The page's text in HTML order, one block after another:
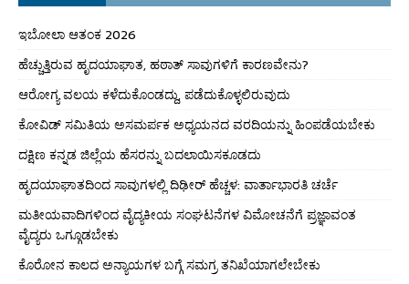
ಇಬೋಲಾ ಆತಂಕ 2026
ಹೆಚ್ಚುತ್ತಿರುವ ಹೃದಯಾಘಾತ, ಹಠಾತ್ ಸಾವುಗಳಿಗೆ ಕಾರಣವೇನು?
ಆರೋಗ್ಯ ವಲಯ ಕಳೆದುಕೊಂಡದ್ದು, ಪಡೆದುಕೊಳ್ಳಲಿರುವುದು
ಕೋವಿಡ್ ಸಮಿತಿಯ ಅಸಮರ್ಪಕ ಅಧ್ಯಯನದ ವರದಿಯನ್ನು ಹಿಂಪಡೆಯಬೇಕು
ದಕ್ಷಿಣ ಕನ್ನಡ ಜಿಲ್ಲೆಯ ಹೆಸರನ್ನು ಬದಲಾಯಿಸಕೂಡದು
ಹೃದಯಾಘಾತದಿಂದ ಸಾವುಗಳಲ್ಲಿ ದಿಢೀರ್ ಹೆಚ್ಚಳ: ವಾರ್ತಾಭಾರತಿ ಚರ್ಚೆ
ಮತೀಯವಾದಿಗಳಿಂದ ವೈದ್ಯಕೀಯ ಸಂಘಟನೆಗಳ ವಿಮೋಚನೆಗೆ ಪ್ರಜ್ಞಾವಂತ
ವೈದ್ಯರು ಒಗ್ಗೂಡಬೇಕು
ಕೊರೋನ ಕಾಲದ ಅನ್ಯಾಯಗಳ ಬಗ್ಗೆ ಸಮಗ್ರ ತನಿಖೆಯಾಗಲೇಬೇಕು